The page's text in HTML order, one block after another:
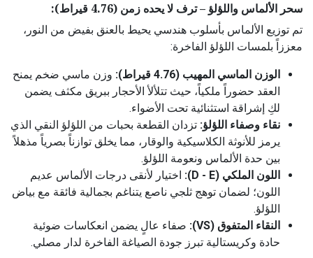
سحر الألماس واللؤلؤ – ترف لا يحده زمن (4.76 قيراط):
تم توزيع الألماس بأسلوب هندسي يحيط بالعنق بفيض من النور،
معززاً بلمسات اللؤلؤ الفاخرة:
الوزن الماسي المهيب (4.76 قيراط):
وزن ماسي ضخم يمنح
العقد حضوراً ملكياً، حيث تتلألأ الأحجار ببريق مكثف يضمن
لكِ إشراقة استثنائية تحت الأضواء.
نقاء وصفاء اللؤلؤ: تزدان القطعة بحبات من اللؤلؤ النقي الذي
يرمز للأنوثة الكلاسيكية والوقار، مما يخلق توازناً بصرياً مذهلاً
بين حدة الألماس ونعومة اللؤلؤ.
اللون الملكي (D - E):
اختيار لأنقى درجات الألماس عديم
اللون؛ لضمان توهج ثلجي ناصع يتناغم بجمالية فائقة مع بياض
اللؤلؤ.
النقاء المتفوق (VS):
صفاء عالٍ يضمن انعكاسات ضوئية
حادة وكريستالية تبرز جودة الصياغة الفاخرة لدار مصلي.